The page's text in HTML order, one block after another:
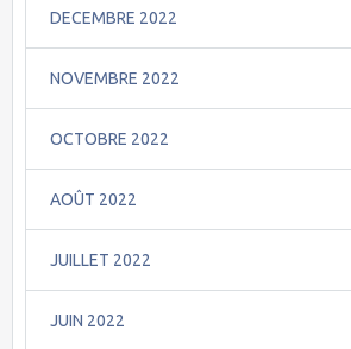
DECEMBRE 2022
NOVEMBRE 2022
OCTOBRE 2022
AOÛT 2022
JUILLET 2022
JUIN 2022